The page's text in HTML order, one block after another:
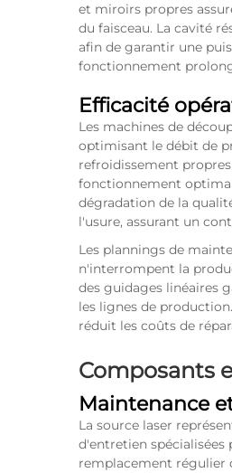
et miroirs propres
du faisceau. La cavité
afin de garantir une
fonctionnement
Efficacité
Les machines de
optimisant le débit de
refroidissement
fonctionnement
dégradation de la
l'usure, assurant un
Les plannings de
n'interrompent la
des guidages linéaires
les lignes de
réduit les coûts de
Composants
Maintenance
La source laser
d'entretien spécialisées
remplacement régulier